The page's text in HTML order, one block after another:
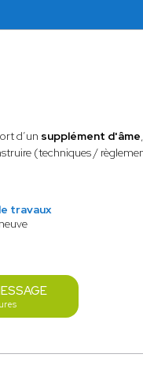
d’un supplément d'âme
(techniques /
travaux